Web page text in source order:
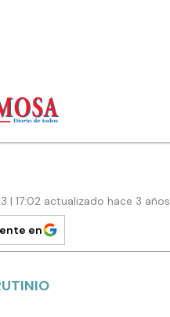
| 17:02 actualizado hace 3 años
en